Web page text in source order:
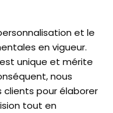
et le
en vigueur.
unique et mérite
nous
pour élaborer
tout en